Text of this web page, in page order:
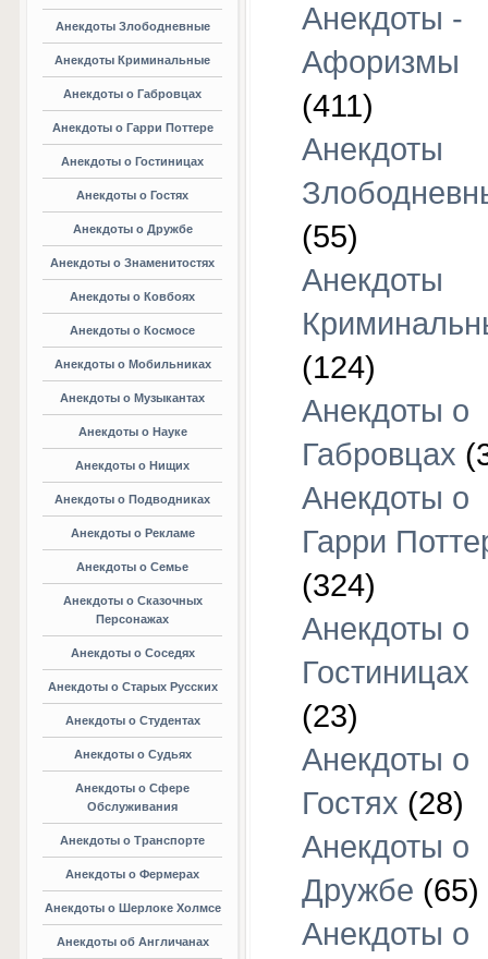
Анекдоты Злободневные
Анекдоты Криминальные
Анекдоты о Габровцах
Анекдоты о Гарри Поттере
Анекдоты о Гостиницах
Анекдоты о Гостях
Анекдоты о Дружбе
Анекдоты о Знаменитостях
Анекдоты о Ковбоях
Анекдоты о Космосе
Анекдоты о Мобильниках
Анекдоты о Музыкантах
Анекдоты о Науке
Анекдоты о Нищих
Анекдоты о Подводниках
Анекдоты о Рекламе
Анекдоты о Семье
Анекдоты о Сказочных
Персонажах
Анекдоты о Соседях
Анекдоты о Старых Русских
Анекдоты о Студентах
Анекдоты о Судьях
Анекдоты о Сфере
Обслуживания
Анекдоты о Транспорте
Анекдоты о Фермерах
Анекдоты о Шерлоке Холмсе
Анекдоты об Англичанах
Анекдоты -
Афоризмы
(411)
Анекдоты
(55)
Анекдоты
(124)
Анекдоты о
Габровцах
Анекдоты о
Гарри
(324)
Анекдоты о
Гостиницах
(23)
Анекдоты о
Гостях (28)
Анекдоты о
Дружбе (65)
Анекдоты о